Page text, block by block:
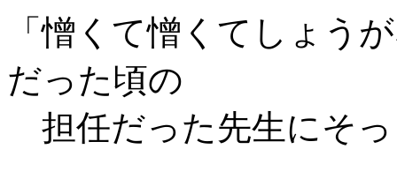
「憎くて憎くてしょう
だった頃の
担任だった先生にそ